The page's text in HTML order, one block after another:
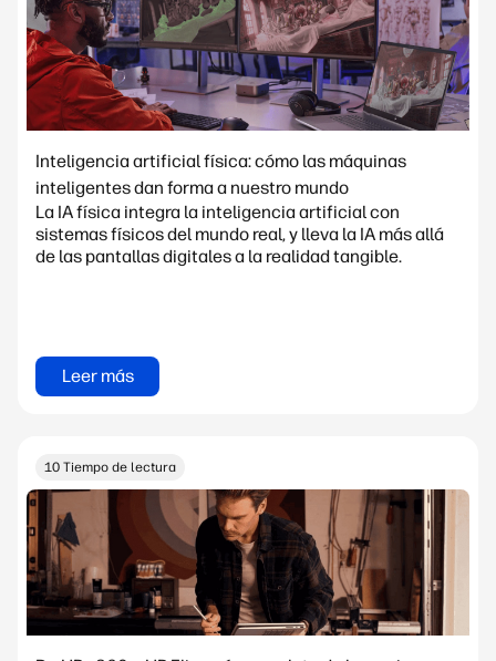
Inteligencia artificial física: cómo las máquinas
inteligentes dan forma a nuestro mundo
La IA física integra la inteligencia artificial con
sistemas físicos del mundo real, y lleva la IA más allá
de las pantallas digitales a la realidad tangible.
Leer más
10 Tiempo de lectura